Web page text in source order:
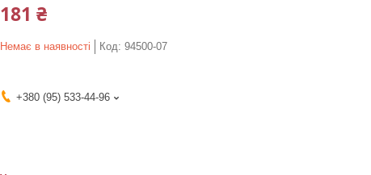
181 ₴
Немає в наявності Код: 94500-07
+380 (95) 533-44-96